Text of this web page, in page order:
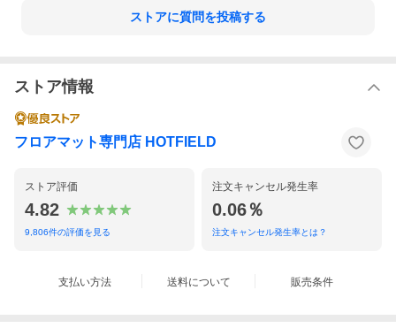
ストアに質問を投稿する
ストア情報
フロアマット専門店 HOTFIELD
ストア評価
4.82
9,806件の評価を見る
注文キャンセル発生率
0.06％
注文キャンセル発生率とは？
支払い方法 送料について 販売条件